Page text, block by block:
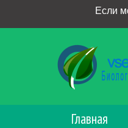
Если
Главная